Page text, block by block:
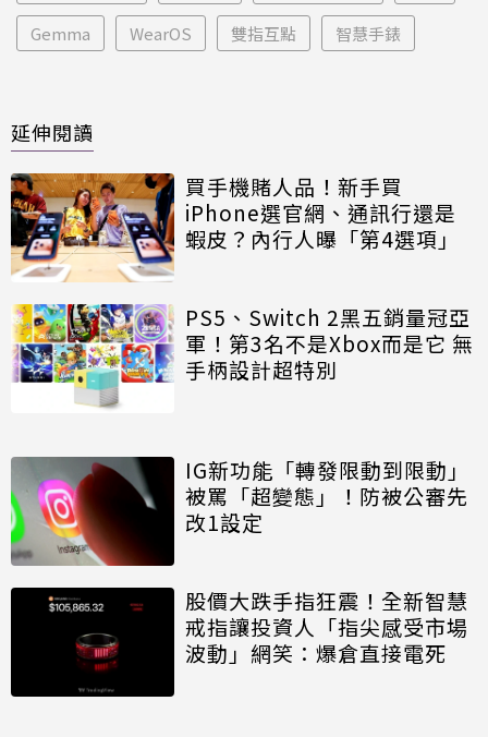
Gemma WearOS 雙指互點 智慧手錶
延伸閱讀
買手機賭人品！新手買
iPhone選官網、通訊行還是
蝦皮？內行人曝「第4選項」
PS5、Switch 2黑五銷量冠亞
軍！第3名不是Xbox而是它 無
手柄設計超特別
IG新功能「轉發限動到限動」
被罵「超變態」！防被公審先
改1設定
股價大跌手指狂震！全新智慧
戒指讓投資人「指尖感受市場
波動」網笑：爆倉直接電死